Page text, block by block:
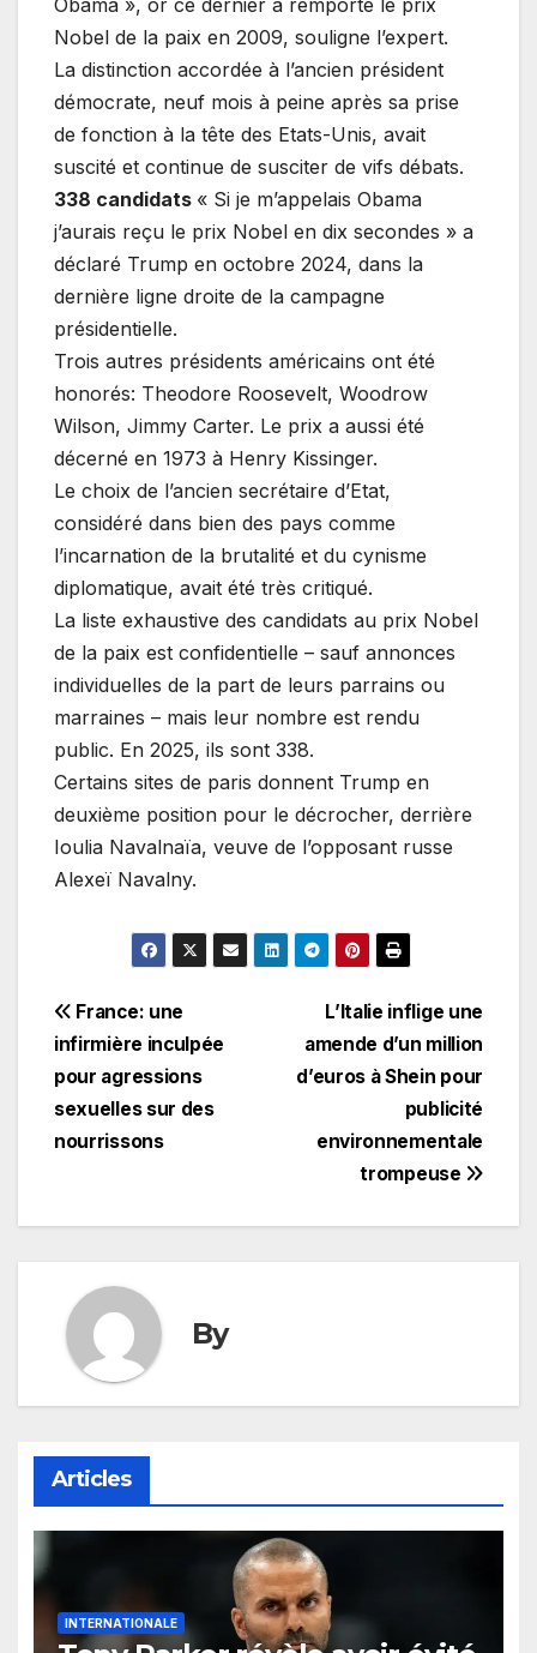
Nobel de la paix en 2009, souligne l’expert.
La distinction accordée à l’ancien président
démocrate, neuf mois à peine après sa prise
de fonction à la tête des Etats-Unis, avait
suscité et continue de susciter de vifs débats.
338 candidats « Si je m’appelais Obama
j’aurais reçu le prix Nobel en dix secondes » a
déclaré Trump en octobre 2024, dans la
dernière ligne droite de la campagne
présidentielle.
Trois autres présidents américains ont été
honorés: Theodore Roosevelt, Woodrow
Wilson, Jimmy Carter. Le prix a aussi été
décerné en 1973 à Henry Kissinger.
Le choix de l’ancien secrétaire d’Etat,
considéré dans bien des pays comme
l’incarnation de la brutalité et du cynisme
diplomatique, avait été très critiqué.
La liste exhaustive des candidats au prix Nobel
de la paix est confidentielle – sauf annonces
individuelles de la part de leurs parrains ou
marraines – mais leur nombre est rendu
public. En 2025, ils sont 338.
Certains sites de paris donnent Trump en
deuxième position pour le décrocher, derrière
Ioulia Navalnaïa, veuve de l’opposant russe
Alexeï Navalny.
Navigation
de
l’article
L’Italie inflige une
amende d’un million
d’euros à Shein pour
publicité
environnementale
trompeuse
France: une
infirmière inculpée
pour agressions
sexuelles sur des
nourrissons
By
Articles
INTERNATIONALE